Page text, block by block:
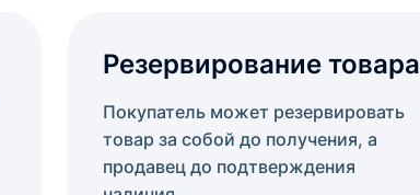
Резервирование товара
Покупатель может резервировать
товар за собой до получения, а
продавец до подтверждения